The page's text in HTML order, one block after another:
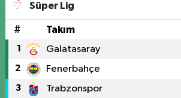
Süper Lig
# Takım
1 Galatasaray
2 Fenerbahçe
3 Trabzonspor